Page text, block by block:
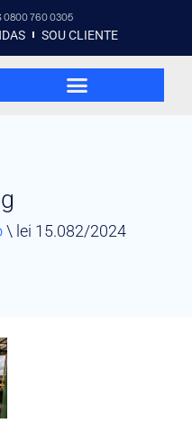
0800 760 0305
SOU CLIENTE
\ lei 15.082/2024